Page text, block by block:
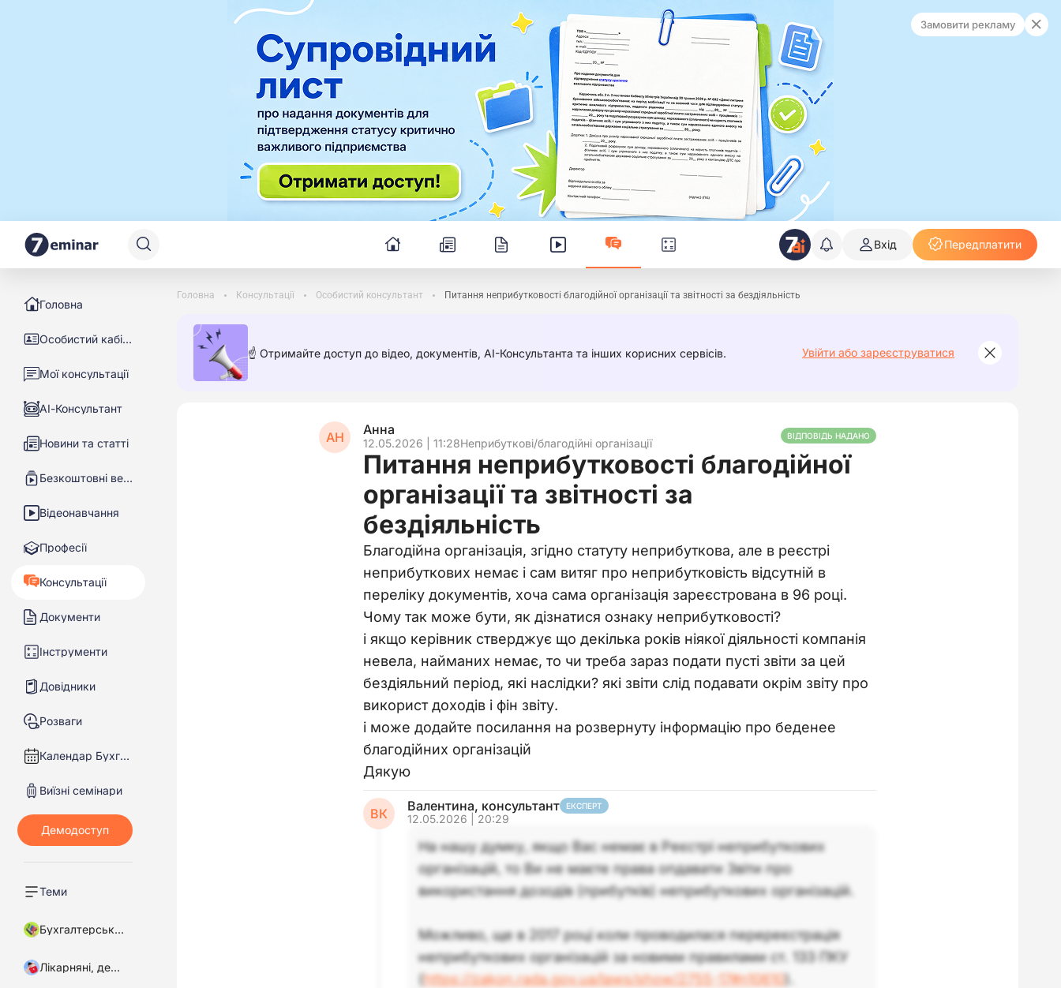
Замовити рекламу
Вхід Передплатити
Головна
Особистий кабінет
Мої консультації
АІ-Консультант
Новини та статті
Безкоштовні вебінари
Відеонавчання
Професії
Консультації
Документи
Інструменти
Довідники
Розваги
Календар Бухгалтера
Виїзні семінари
Теми
Бухгалтерський облік
Лікарняні, декретні
Головна Консультації Особистий консультант Питання неприбутковості благодійної організації та звітності за бездіяльність
☝️ Отримайте доступ до відео, документів, AI-Консультанта та інших корисних сервісів. Увійти або зареєструватися
АН Анна
12.05.2026 | 11:28Неприбуткові/благодійні організації
ВІДПОВІДЬ НАДАНО
Питання неприбутковості благодійної
організації та звітності за
бездіяльність
Благодійна організація, згідно статуту неприбуткова, але в реєстрі
неприбуткових немає і сам витяг про неприбутковість відсутній в
переліку документів, хоча сама організація зареєстрована в 96 році.
Чому так може бути, як дізнатися ознаку неприбутковості?
і якщо керівник стверджує що декілька років ніякої діяльності компанія
невела, найманих немає, то чи треба зараз подати пусті звіти за цей
бездіяльний період, які наслідки? які звіти слід подавати окрім звіту про
використ доходів і фін звіту.
і може додайте посилання на розвернуту інформацію про беденее
благодійних організацій
Дякую
ВК Валентина, консультант ЕКСПЕРТ
12.05.2026 | 20:29
На нашу думку, якщо Вас немає в Реєстрі неприбуткових
організацій, то Ви не маєте права опдавати Звіти про
використання дозодів (прибутків) неприбуткових організацій.
Можливо, ще в 2017 році коли проводилася перереєстрація
неприбуткових організацій за новими правилами ст. 133 ПКУ
(https://zakon.rada.gov.ua/laws/show/2755-17#n10610).